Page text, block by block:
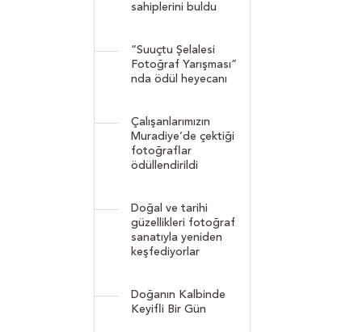
sahiplerini buldu
“Suuçtu Şelalesi
Fotoğraf Yarışması”
nda ödül heyecanı
Çalışanlarımızın
Muradiye’de çektiği
fotoğraflar
ödüllendirildi
Doğal ve tarihi
güzellikleri fotoğraf
sanatıyla yeniden
keşfediyorlar
Doğanın Kalbinde
Keyifli Bir Gün